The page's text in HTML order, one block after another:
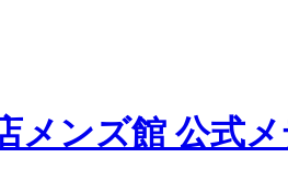
メンズ館 公式